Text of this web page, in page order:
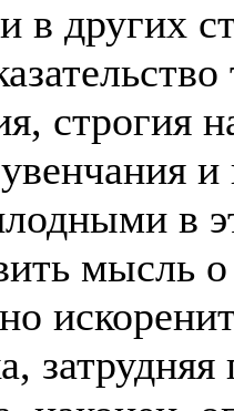
в других
строгия
в
мысль